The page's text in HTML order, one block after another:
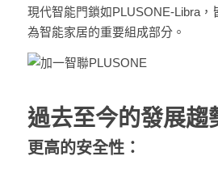
現代智能門鎖如PLUSONE-Libra
為智能家居的重要組成部分​。
過去至今的發展趨
更高的安全性：